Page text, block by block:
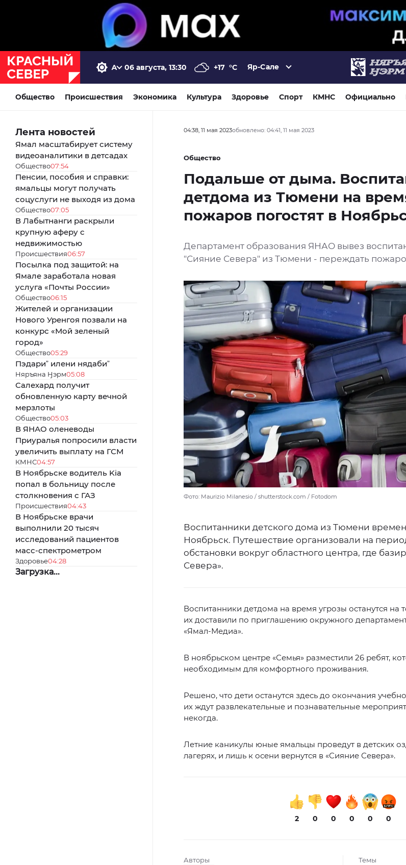
06 августа, 13:30 +17 °C Яр-Сале
Общество Происшествия Экономика Культура Здоровье Спорт КМНС Официально
Лента новостей
Ямал масштабирует систему
видеоаналитики в детсадах
Общество07:54
Пенсии, пособия и справки:
ямальцы могут получать
соцуслуги не выходя из дома
Общество07:05
В Лабытнанги раскрыли
крупную аферу с
недвижимостью
Происшествия06:57
Посылка под защитой: на
Ямале заработала новая
услуга «Почты России»
Общество06:15
Жителей и организации
Нового Уренгоя позвали на
конкурс «Мой зеленый
город»
Общество05:29
Пэдариˮ илени нядабиˮ
Няръяна Ӈэрм05:08
Салехард получит
обновленную карту вечной
мерзлоты
Общество05:03
В ЯНАО оленеводы
Приуралья попросили власти
увеличить выплату на ГСМ
КМНС04:57
В Ноябрьске водитель Kia
попал в больницу после
столкновения с ГАЗ
Происшествия04:43
В Ноябрьске врачи
выполнили 20 тысяч
исследований пациентов
масс-спектрометром
Здоровье04:28
Загрузка...
04:38, 11 мая 2023обновлено: 04:41, 11 мая 2023
Общество
Подальше от дыма.
детдома из Тюмени на
пожаров погостят в
Департамент образования ЯНАО вывез
"Сияние Севера" из Тюмени - переждать
Фото: Maurizio Milanesio / shutterstock.com / Fotodom
Воспитанники детского дома из Тюмени
Ноябрьск. Путешествие организовали на
обстановки вокруг областного центра, где
Севера».
Воспитанники детдома на время угрозы останутся на
их доставили по приглашению окружного
«Ямал-Медиа».
В ноябрьском центре «Семья» разместили 26 ребят,
необходимым для комфортного проживания.
Решено, что дети останутся здесь до окончания
их ждут развлекательные и познавательные
некогда.
Летние каникулы юные ямальцы проведут в детских
лагерях, и лишь к осени вернутся в «Сияние Севера».
2 0 0 0 0 0
Авторы Темы